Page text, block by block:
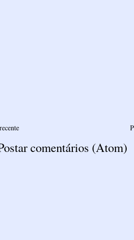
comentários (Atom)